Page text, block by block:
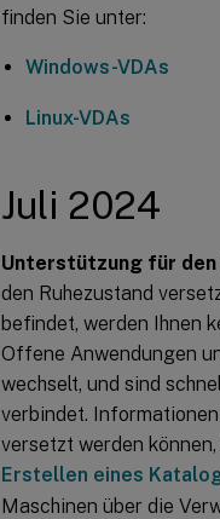
finden Sie unter:
Windows-VDAs
Linux-VDAs
Juli 2024
Unterstützung für den
den Ruhezustand
befindet, werden Ihnen
Offene Anwendungen
wechselt, und sind
verbindet.
versetzt werden
Erstellen eines
Maschinen über die